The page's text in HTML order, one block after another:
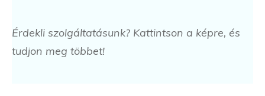
Érdekli szolgáltatásunk? Kattintson a képre, és
tudjon meg többet!